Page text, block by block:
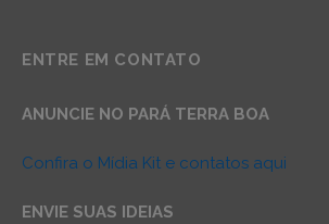
ENTRE EM CONTATO
ANUNCIE NO PARÁ TERRA BOA
Confira o Mídia Kit e contatos aqui
ENVIE SUAS IDEIAS